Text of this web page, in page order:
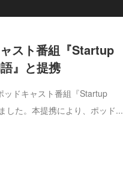
スト番組『Startup
』と提携
ッドキャスト番組『Startup
した。本提携により、ポッド...